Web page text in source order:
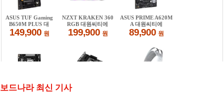
보드나라 최신 기사